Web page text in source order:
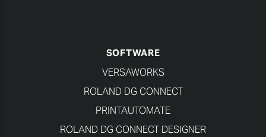
SOFTWARE
VERSAWORKS
ROLAND DG CONNECT
PRINTAUTOMATE
ROLAND DG CONNECT DESIGNER